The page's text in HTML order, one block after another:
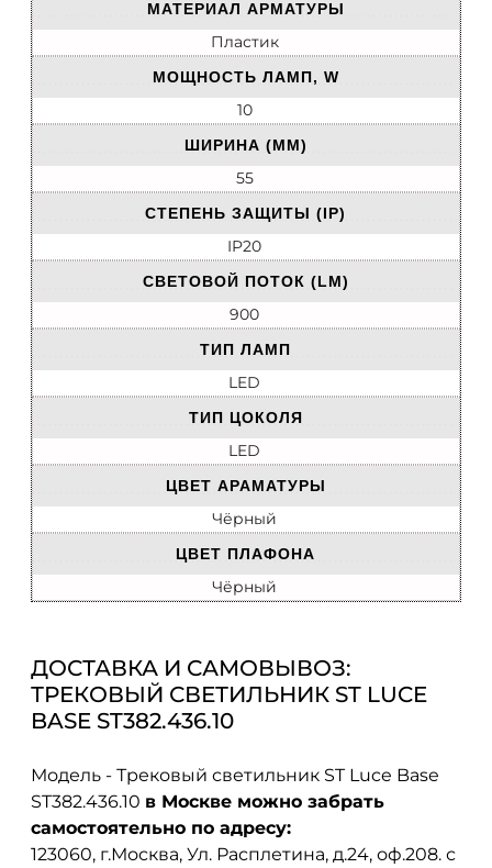
МАТЕРИАЛ АРМАТУРЫ
Пластик
МОЩНОСТЬ ЛАМП, W
10
ШИРИНА (ММ)
55
СТЕПЕНЬ ЗАЩИТЫ (IP)
IP20
СВЕТОВОЙ ПОТОК (LM)
900
ТИП ЛАМП
LED
ТИП ЦОКОЛЯ
LED
ЦВЕТ АРАМАТУРЫ
Чёрный
ЦВЕТ ПЛАФОНА
Чёрный
ДОСТАВКА И САМОВЫВОЗ:
ТРЕКОВЫЙ СВЕТИЛЬНИК ST LUCE
BASE ST382.436.10
Модель - Трековый светильник ST Luce Base
ST382.436.10 в Москве можно забрать
самостоятельно по адресу:
123060, г.Москва, Ул. Расплетина, д.24, оф.208. с